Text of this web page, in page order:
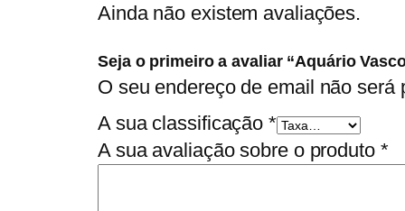
Ainda não existem avaliações.
Seja o primeiro a avaliar “Aquário
O seu endereço de email não será
A sua classificação *
A sua avaliação sobre o produto *